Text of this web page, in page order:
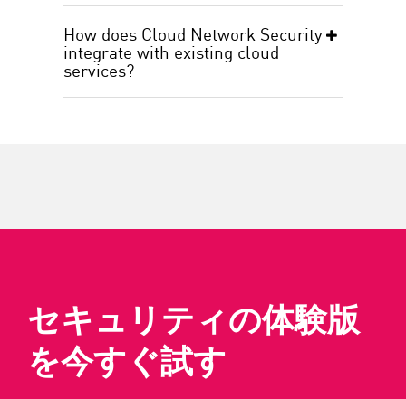
How does Cloud Network Security
integrate with existing cloud
services?
セキュリティの体験版
を今すぐ試す